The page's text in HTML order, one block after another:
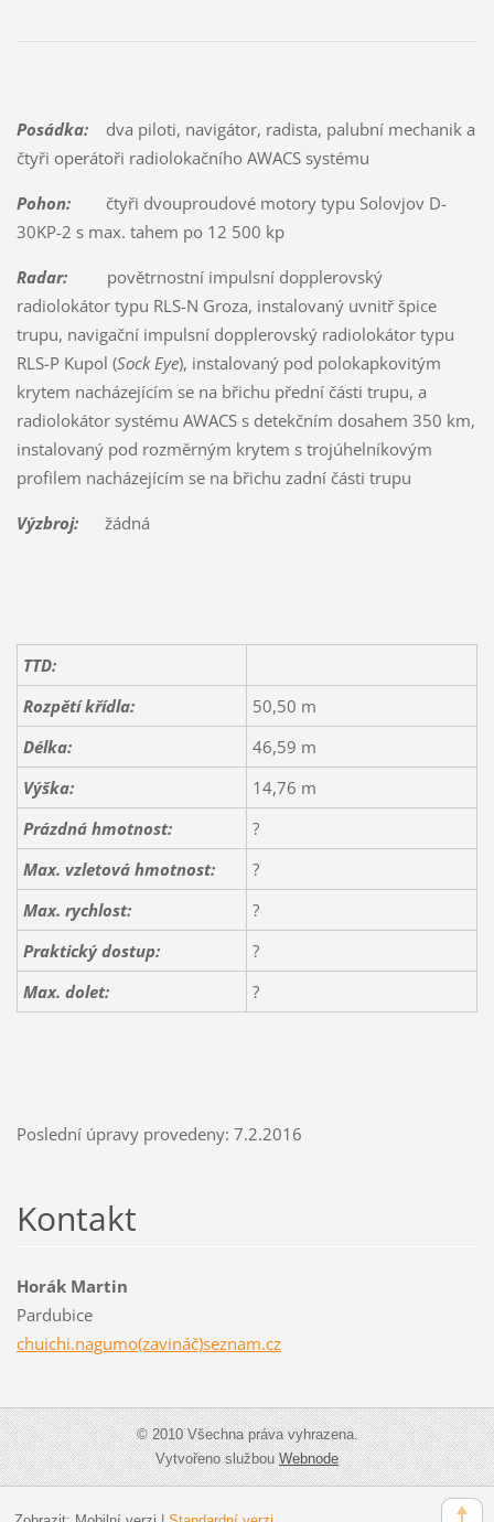
Posádka:dva piloti, navigátor, radista, palubní mechanik a
čtyři operátoři radiolokačního AWACS systému
Pohon:čtyři dvouproudové motory typu Solovjov D-
30KP-2 s max. tahem po 12 500 kp
Radar:povětrnostní impulsní dopplerovský
radiolokátor typu RLS-N Groza, instalovaný uvnitř špice
trupu, navigační impulsní dopplerovský radiolokátor typu
RLS-P Kupol (Sock Eye), instalovaný pod polokapkovitým
krytem nacházejícím se na břichu přední části trupu, a
radiolokátor systému AWACS s detekčním dosahem 350 km,
instalovaný pod rozměrným krytem s trojúhelníkovým
profilem nacházejícím se na břichu zadní části trupu
Výzbroj:žádná
TTD:
Rozpětí křídla:
50,50 m
Délka:
46,59 m
Výška:
14,76 m
Prázdná hmotnost:
?
Max. vzletová hmotnost:
?
Max. rychlost:
?
Praktický dostup:
?
Max. dolet:
?
Poslední úpravy provedeny: 7.2.2016
Kontakt
Horák Martin
Pardubice
chuichi.nagumo(zavináč)seznam.cz
© 2010 Všechna práva vyhrazena.
Vytvořeno službouWebnode